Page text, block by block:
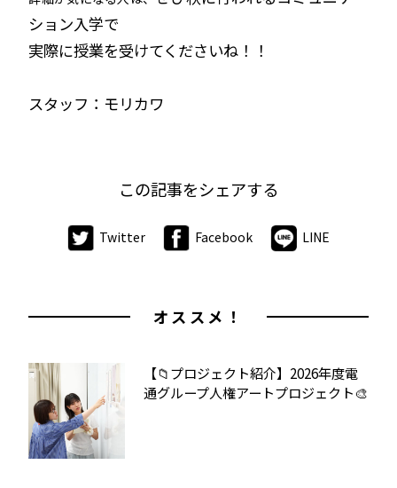
ション入学で
実際に授業を受けてくださいね！！
スタッフ：モリカワ
この記事をシェアする
Twitter Facebook LINE
オススメ！
【📁プロジェクト紹介】2026年度電
通グループ人権アートプロジェクト🎨